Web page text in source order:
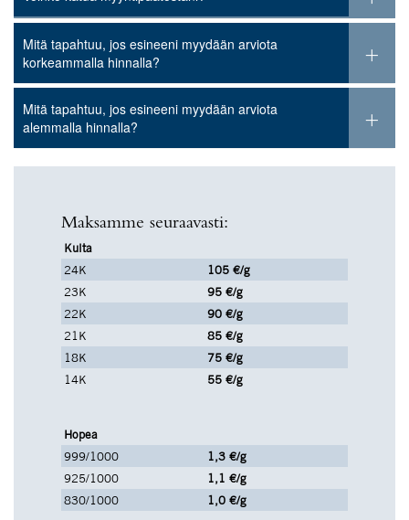
Mitä tapahtuu, jos esineeni myydään arviota
korkeammalla hinnalla?
Mitä tapahtuu, jos esineeni myydään arviota
alemmalla hinnalla?
Maksamme seuraavasti:
Kulta
24K
105 €/g
23K
95 €/g
22K
90 €/g
21K
85 €/g
18K
75 €/g
14K
55 €/g
Hopea
999/1000
1,3 €/g
925/1000
1,1 €/g
830/1000
1,0 €/g